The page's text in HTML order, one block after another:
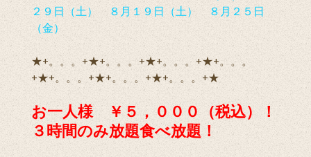
２９日（土） ８月１９日（土） ８月２５日
（金）
★+。。。+★+。。。+★+。。。+★+。。。
+★+。。。+★+。。。+★+。。。+★
お一人様 ￥５，０００（税込）！
３時間のみ放題食べ放題！